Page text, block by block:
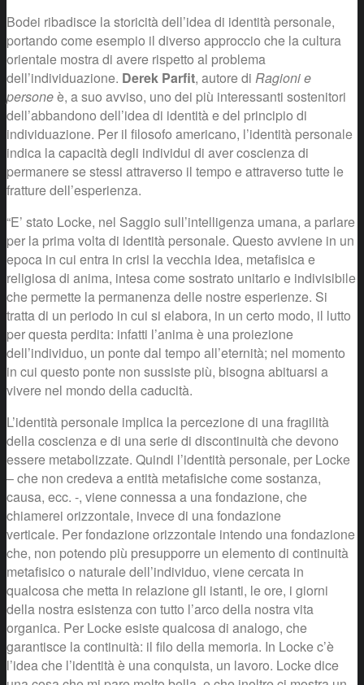
Bodei ribadisce la storicità dell’idea di identità personale,
portando come esempio il diverso approccio che la cultura
orientale mostra di avere rispetto al problema
dell’individuazione. Derek Parfit, autore di Ragioni e
personeè, a suo avviso, uno dei più interessanti sostenitori
dell’abbandono dell’idea di identità e del principio di
individuazione. Per il filosofo americano, l’identità personale
indica la capacità degli individui di aver coscienza di
permanere se stessi attraverso il tempo e attraverso tutte le
fratture dell’esperienza.
“E’ stato Locke, nel Saggio sull’intelligenza umana, a parlare
per la prima volta di identità personale. Questo avviene in un
epoca in cui entra in crisi la vecchia idea, metafisica e
religiosa di anima, intesa come sostrato unitario e indivisibile
che permette la permanenza delle nostre esperienze. Si
tratta di un periodo in cui si elabora, in un certo modo, il lutto
per questa perdita: infatti l’anima è una proiezione
dell’individuo, un ponte dal tempo all’eternità; nel momento
in cui questo ponte non sussiste più, bisogna abituarsi a
vivere nel mondo della caducità.
L’identità personale implica la percezione di una fragilità
della coscienza e di una serie di discontinuità che devono
essere metabolizzate. Quindi l’identità personale, per Locke
– che non credeva a entità metafisiche come sostanza,
causa, ecc. -, viene connessa a una fondazione, che
chiamerei orizzontale, invece di una fondazione
verticale. Per fondazione orizzontale intendo una fondazione
che, non potendo più presupporre un elemento di continuità
metafisico o naturale dell’individuo, viene cercata in
qualcosa che metta in relazione gli istanti, le ore, i giorni
della nostra esistenza con tutto l’arco della nostra vita
organica. Per Locke esiste qualcosa di analogo, che
garantisce la continuità: il filo della memoria. In Locke c’è
l’idea che l’identità è una conquista, un lavoro. Locke dice